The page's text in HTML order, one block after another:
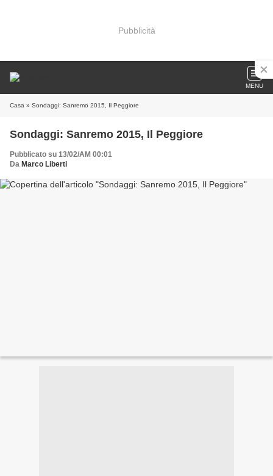
Pubblicità
MENU
Casa » Sondaggi: Sanremo 2015, Il Peggiore
Sondaggi: Sanremo 2015, Il Peggiore
Pubblicato su 13/02/AM 00:01
Da Marco Liberti